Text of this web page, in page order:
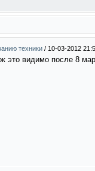
техники / 10-03-2012
это видимо после 8